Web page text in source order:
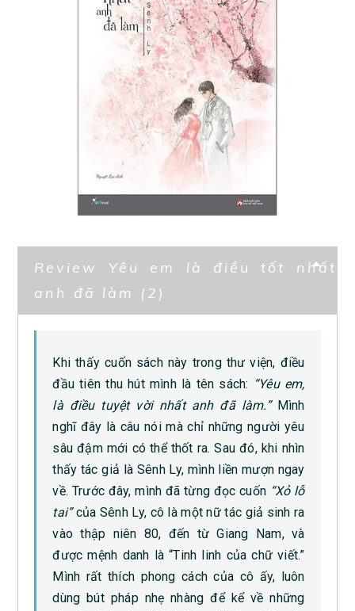
Review Yêu em là điều tốt nhất
anh đã làm (2)
Khi thấy cuốn sách này trong thư viện, điều
đầu tiên thu hút mình là tên sách: “Yêu em,
là điều tuyệt vời nhất anh đã làm.”Mình
nghĩ đây là câu nói mà chỉ những người yêu
sâu đậm mới có thể thốt ra. Sau đó, khi nhìn
thấy tác giả là Sênh Ly, mình liền mượn ngay
về. Trước đây, mình đã từng đọc cuốn “Xỏ lỗ
tai”của Sênh Ly, cô là một nữ tác giả sinh ra
vào thập niên 80, đến từ Giang Nam, và
được mệnh danh là “Tinh linh của chữ viết.”
Mình rất thích phong cách của cô ấy, luôn
dùng bút pháp nhẹ nhàng để kể về những